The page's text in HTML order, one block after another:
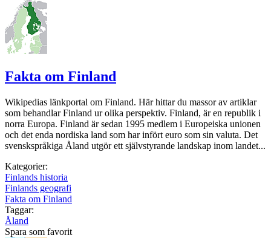
Fakta om Finland
Wikipedias länkportal om Finland. Här hittar du massor av artiklar
som behandlar Finland ur olika perspektiv. Finland, är en republik i
norra Europa. Finland är sedan 1995 medlem i Europeiska unionen
och det enda nordiska land som har infört euro som sin valuta. Det
svenskspråkiga Åland utgör ett självstyrande landskap inom landet...
Kategorier:
Finlands historia
Finlands geografi
Fakta om Finland
Taggar:
Åland
Spara som favorit